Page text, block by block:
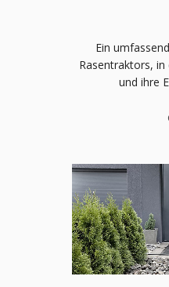
Ein
Rasentraktors,
und ihre